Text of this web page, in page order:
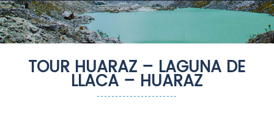
TOUR HUARAZ – LAGUNA DE
LLACA – HUARAZ